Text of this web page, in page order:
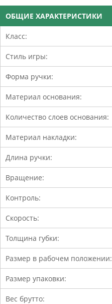
ОБЩИЕ ХАРАКТЕРИСТИКИ
Класс:
Стиль игры:
Форма ручки:
Материал основания:
Количество слоев основания:
Материал накладки:
Длина ручки:
Вращение:
Контроль:
Скорость:
Толщина губки:
Размер в рабочем положении:
Размер упаковки:
Вес брутто: